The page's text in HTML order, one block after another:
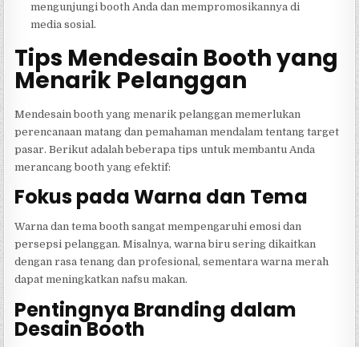
mengunjungi booth Anda dan mempromosikannya di
media sosial.
Tips Mendesain Booth yang
Menarik Pelanggan
Mendesain booth yang menarik pelanggan memerlukan
perencanaan matang dan pemahaman mendalam tentang target
pasar. Berikut adalah beberapa tips untuk membantu Anda
merancang booth yang efektif:
Fokus pada Warna dan Tema
Warna dan tema booth sangat mempengaruhi emosi dan
persepsi pelanggan. Misalnya, warna biru sering dikaitkan
dengan rasa tenang dan profesional, sementara warna merah
dapat meningkatkan nafsu makan.
Pentingnya Branding dalam
Desain Booth